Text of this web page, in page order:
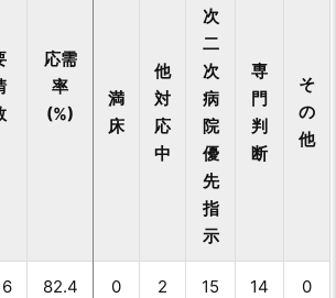
応需
率
(%)
満
床
他
対
応
中
次
二
次
病
院
優
先
指
示
専
門
判
断
そ
の
他
82.4 0 2 15 14 0